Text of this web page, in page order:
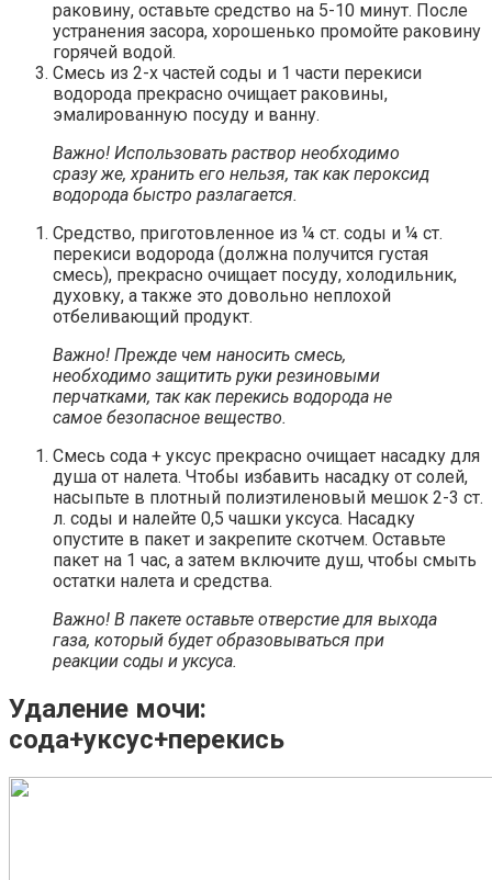
раковину, оставьте средство на 5-10 минут. После
устранения засора, хорошенько промойте раковину
горячей водой.
Смесь из 2-х частей соды и 1 части перекиси
водорода прекрасно очищает раковины,
эмалированную посуду и ванну.
Важно! Использовать раствор необходимо
сразу же, хранить его нельзя, так как пероксид
водорода быстро разлагается.
Средство, приготовленное из ¼ ст. соды и ¼ ст.
перекиси водорода (должна получится густая
смесь), прекрасно очищает посуду, холодильник,
духовку, а также это довольно неплохой
отбеливающий продукт.
Важно! Прежде чем наносить смесь,
необходимо защитить руки резиновыми
перчатками, так как перекись водорода не
самое безопасное вещество.
Смесь сода + уксус прекрасно очищает насадку для
душа от налета. Чтобы избавить насадку от солей,
насыпьте в плотный полиэтиленовый мешок 2-3 ст.
л. соды и налейте 0,5 чашки уксуса. Насадку
опустите в пакет и закрепите скотчем. Оставьте
пакет на 1 час, а затем включите душ, чтобы смыть
остатки налета и средства.
Важно! В пакете оставьте отверстие для выхода
газа, который будет образовываться при
реакции соды и уксуса.
Удаление мочи:
сода+уксус+перекись